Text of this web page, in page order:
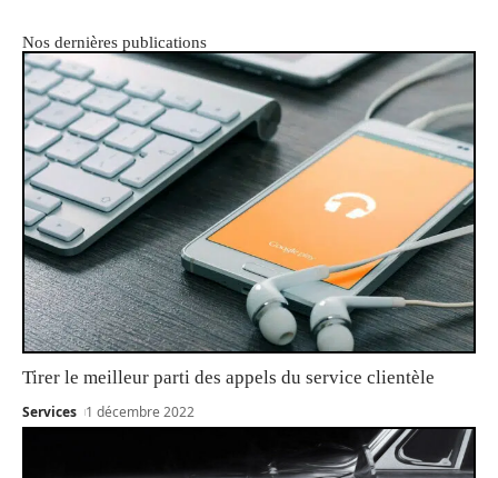
Nos dernières publications
Tirer le meilleur parti des appels du service clientèle
Services 1 décembre 2022